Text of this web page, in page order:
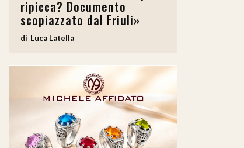
ripicca? Documento
scopiazzato dal Friuli»
Luca Latella